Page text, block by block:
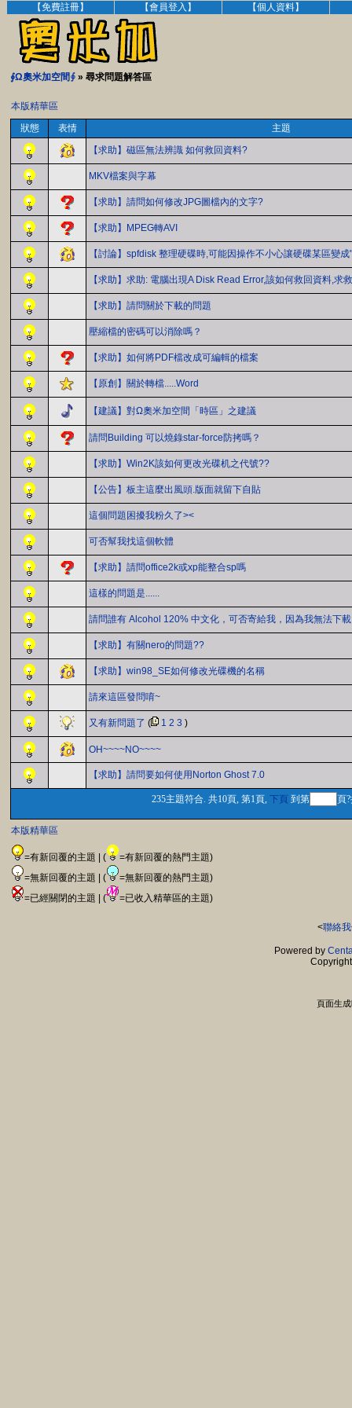
【免費註冊】 【會員登入】 【個人資料】
∮Ω奧米加空間∮ » 尋求問題解答區
本版精華區
狀態
表情
主題
【求助】磁區無法辨識 如何救回資料?
MKV檔案與字幕
【求助】請問如何修改JPG圖檔內的文字?
【求助】MPEG轉AVI
【討論】spfdisk 整理硬碟時,可能因操作不小心讓硬碟某區變
【求助】求助: 電腦出現A Disk Read Error,該如何救回資料,求
【求助】請問關於下載的問題
壓縮檔的密碼可以消除嗎？
【求助】如何將PDF檔改成可編輯的檔案
【原創】關於轉檔.....Word
【建議】對Ω奧米加空間「時區」之建議
請問Building 可以燒錄star-force防拷嗎？
【求助】Win2K該如何更改光碟机之代號??
【公告】板主這麼出風頭.版面就留下自貼
這個問題困擾我粉久了><
可否幫我找這個軟體
【求助】請問office2k或xp能整合sp嗎
這樣的問題是......
請問誰有 Alcohol 120% 中文化，可否寄給我，因為我無法下
【求助】有關nero的問題??
【求助】win98_SE如何修改光碟機的名稱
請來這區發問唷~
又有新問題了 ( 1 2 3 )
OH~~~~NO~~~~
【求助】請問要如何使用Norton Ghost 7.0
235主題符合. 共10頁, 第1頁, 下頁 到第 頁
本版精華區
=有新回覆的主題 | (
=有新回覆的熱門主題)
=無新回覆的主題 | (
=無新回覆的熱門主題)
=已經關閉的主題 | (
=已收入精華區的主題)
<聯絡
Powered by
頁面生